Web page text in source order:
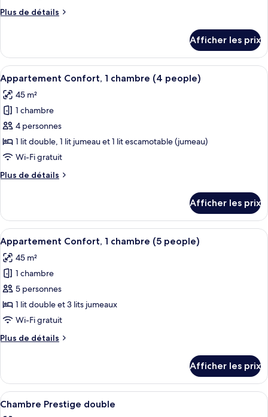
chambre :
Plus de détails
Plus
Chambre
quadruple
Afficher les prix
Afficher
toutes
les
photos
pour
ce
type
chambre :
chambre
(4
people)
Une chambre d’hôtel comprenant
14
Appartement Confort, 1 chambre (4 people)
45 m²
1 chambre
4 personnes
1 lit double, 1 lit jumeau et 1 lit escamotable (jumeau)
Wi-Fi gratuit
Plus de détails
Plus
Appartement
Confort,
1
chambre
(4
people)
Afficher les prix
Afficher
toutes
les
photos
pour
ce
type
chambre :
chambre
(5
Une chambre moderne avec deux
14
Appartement Confort, 1 chambre (5 people)
45 m²
1 chambre
5 personnes
1 lit double et 3 lits jumeaux
Wi-Fi gratuit
Plus de détails
Plus
Appartement
Confort,
1
Afficher les prix
Afficher
toutes
Une chambre à coucher moderne
28
Chambre Prestige double